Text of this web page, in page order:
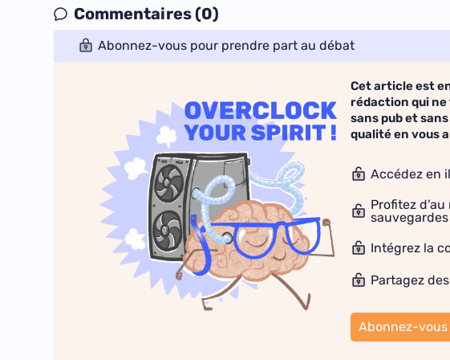
Commentaires (0)
Abonnez-vous pour prendre part au débat
Cet article est
rédaction qui ne
sans pub et
qualité en vous
Accédez en
Profitez d'au
sauvegardes
Intégrez la
Partagez
Abonnez-vous